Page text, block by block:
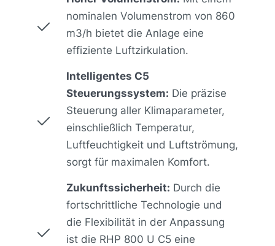
nominalen Volumenstrom von 860
m3/h bietet die Anlage eine
effiziente Luftzirkulation.
Intelligentes C5
Steuerungssystem: Die präzise
Steuerung aller Klimaparameter,
einschließlich Temperatur,
Luftfeuchtigkeit und Luftströmung,
sorgt für maximalen Komfort.
Zukunftssicherheit: Durch die
fortschrittliche Technologie und
die Flexibilität in der Anpassung
ist die RHP 800 U C5 eine